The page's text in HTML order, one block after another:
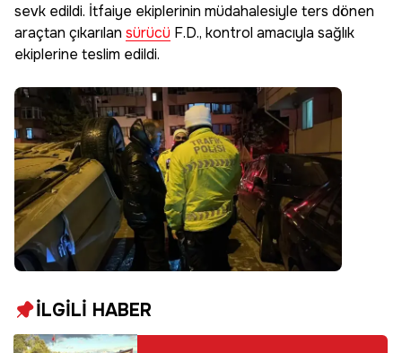
sevk edildi. İtfaiye ekiplerinin müdahalesiyle ters dönen
araçtan çıkarılan sürücü F.D., kontrol amacıyla sağlık
ekiplerine teslim edildi.
İLGİLİ HABER